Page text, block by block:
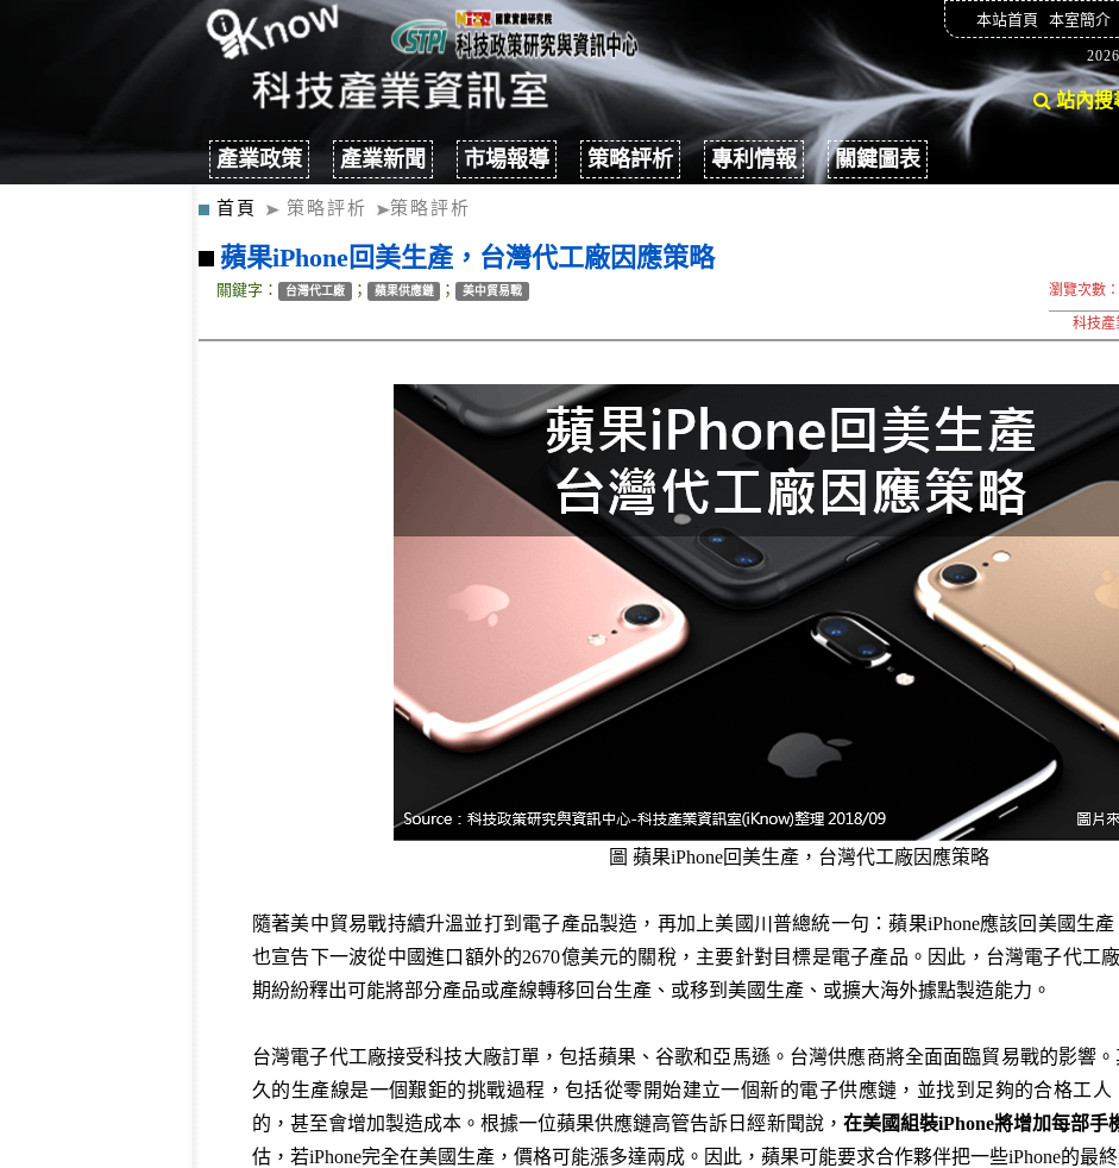
本站首頁 本室簡介
站內搜
產業政策 產業新聞 市場報導 策略評析 專利情報 關鍵圖表
首頁 策略評析 策略評析
蘋果iPhone回美生產，台灣代工廠因應策略
關鍵字： 台灣代工廠 ； 蘋果供應鏈 ； 美中貿易戰 瀏覽次數：
科技產
圖 蘋果iPhone回美生產，台灣代工廠因應策略
隨著美中貿易戰持續升溫並打到電子產品製造，再加上美國川普總統一句：蘋果iPhone應該回美國生
也宣告下一波從中國進口額外的2670億美元的關稅，主要針對目標是電子產品。因此，台灣電子代工
期紛紛釋出可能將部分產品或產線轉移回台生產、或移到美國生產、或擴大海外據點製造能力。
台灣電子代工廠接受科技大廠訂單，包括蘋果、谷歌和亞馬遜。台灣供應商將全面面臨貿易戰的影響
久的生產線是一個艱鉅的挑戰過程，包括從零開始建立一個新的電子供應鏈，並找到足夠的合格工
的，甚至會增加製造成本。根據一位蘋果供應鏈高管告訴日經新聞說， 在美國組裝iPhone將增加每部手
估，若iPhone完全在美國生產，價格可能漲多達兩成。因此，蘋果可能要求合作夥伴把一些iPhone的最